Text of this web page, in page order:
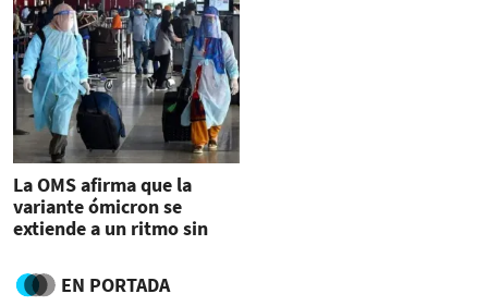
La OMS afirma que la
variante ómicron se
extiende a un ritmo sin
EN PORTADA